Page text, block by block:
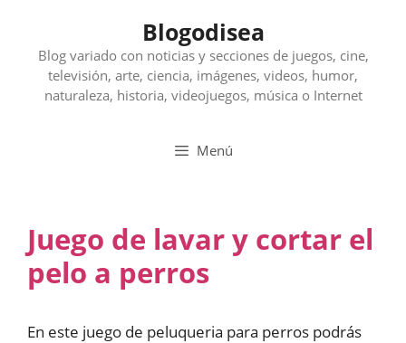
contenido
Blogodisea
Blog variado con noticias y secciones de juegos, cine,
televisión, arte, ciencia, imágenes, videos, humor,
naturaleza, historia, videojuegos, música o Internet
Menú
Juego de lavar y cortar el
pelo a perros
En este juego de peluqueria para perros podrás